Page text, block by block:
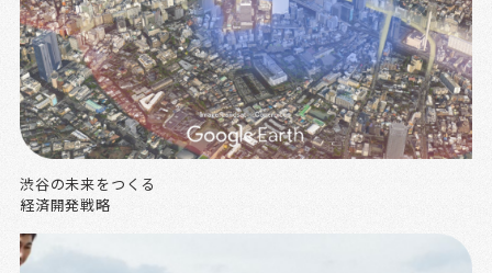
渋谷の未来をつくる
経済開発戦略